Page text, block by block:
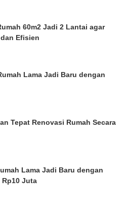
60m2 Jadi 2 Lantai agar
Efisien
Lama Jadi Baru dengan
Tepat Renovasi Rumah Secara
Lama Jadi Baru dengan
Rp10 Juta